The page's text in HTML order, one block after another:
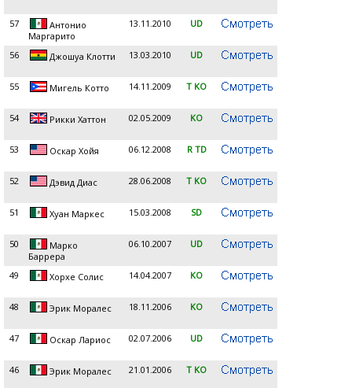
57
Антонио
Маргарито
13.11.2010 UD
56 Джошуа Клотти 13.03.2010 UD
55 Мигель Котто 14.11.2009 T KO
54 Рикки Хаттон 02.05.2009 KO
53 Оскар Хойя 06.12.2008 R TD
52 Дэвид Диас 28.06.2008 T KO
51 Хуан Маркес 15.03.2008 SD
50
Марко
Баррера
06.10.2007 UD
49 Хорхе Солис 14.04.2007 KO
48 Эрик Моралес 18.11.2006 KO
47 Оскар Лариос 02.07.2006 UD
46 Эрик Моралес 21.01.2006 T KO